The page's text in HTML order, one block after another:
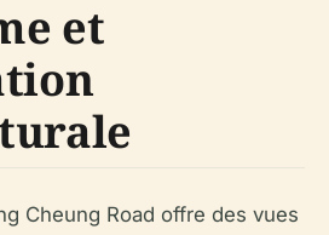
et
Cheung Road offre des vues